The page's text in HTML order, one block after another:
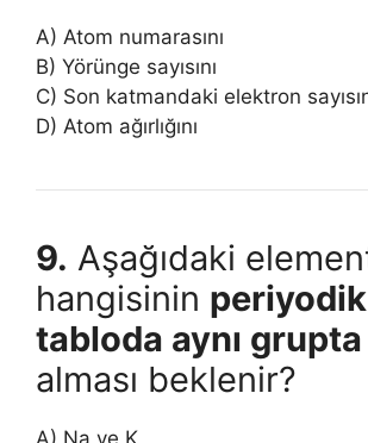
A) Atom numarasını
B) Yörünge sayısını
C) Son katmandaki elektron
D) Atom ağırlığını
9. Aşağıdaki
hangisinin periyodik
tabloda aynı grupta
alması beklenir?
A) Na ve K